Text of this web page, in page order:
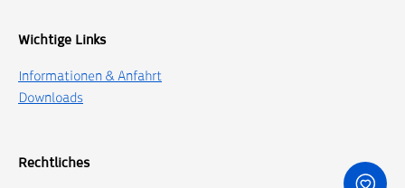
Wichtige Links
Informationen & Anfahrt
Downloads
Rechtliches